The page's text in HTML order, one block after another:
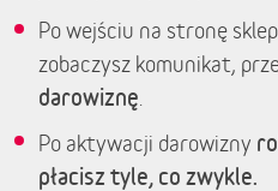
Po wejściu na stronę
zobaczysz komunikat,
darowiznę
Po aktywacji darowizny
płacisz tyle, co zwykle.